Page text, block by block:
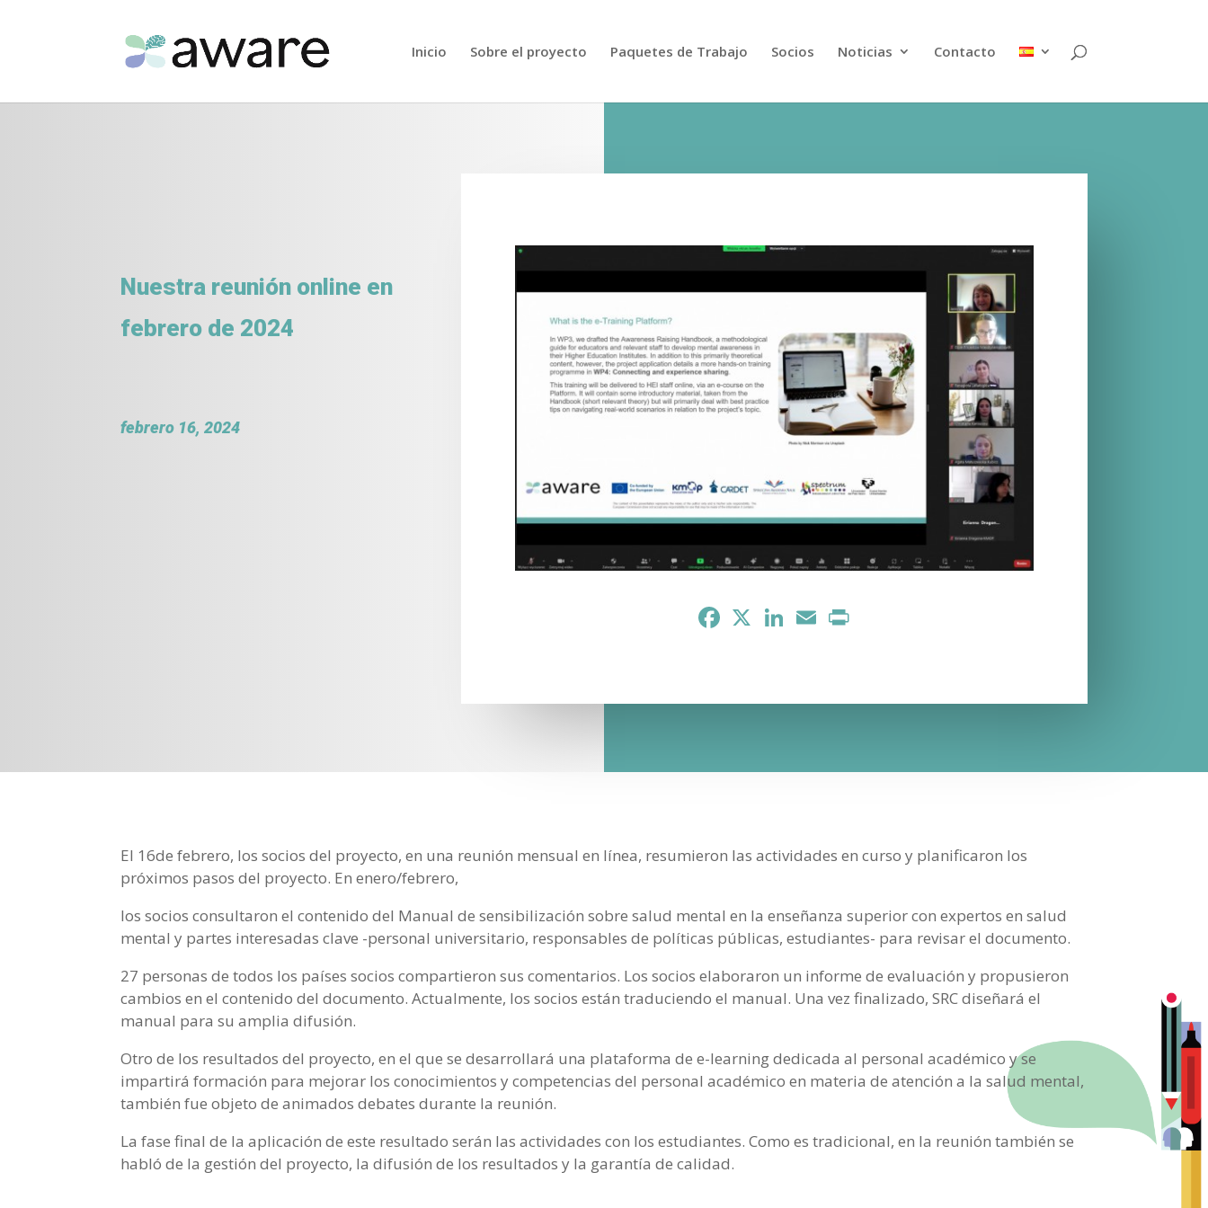
Inicio Sobre el proyecto Paquetes de Trabajo Socios Noticias Contacto
Nuestra reunión online en
febrero de 2024
febrero 16, 2024
Facebook LinkedInEmail
El 16de febrero, los socios del proyecto, en una reunión mensual en línea, resumieron las actividades en curso y planificaron los
próximos pasos del proyecto. En enero/febrero,
los socios consultaron el contenido del Manual de sensibilización sobre salud mental en la enseñanza superior con expertos en salud
mental y partes interesadas clave -personal universitario, responsables de políticas públicas, estudiantes- para revisar el documento.
27 personas de todos los países socios compartieron sus comentarios. Los socios elaboraron un informe de evaluación y propusieron
cambios en el contenido del documento. Actualmente, los socios están traduciendo el manual. Una vez finalizado, SRC diseñará el
manual para su amplia difusión.
Otro de los resultados del proyecto, en el que se desarrollará una plataforma de e-learning dedicada al personal académico y se
impartirá formación para mejorar los conocimientos y competencias del personal académico en materia de atención a la salud mental,
también fue objeto de animados debates durante la reunión.
La fase final de la aplicación de este resultado serán las actividades con los estudiantes. Como es tradicional, en la reunión también se
habló de la gestión del proyecto, la difusión de los resultados y la garantía de calidad.